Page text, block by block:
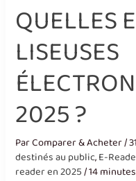
QUELLES
LISEUSES
2025 ?
ParComparer & Acheter/
destinés au public,E-
reader en 2025/14